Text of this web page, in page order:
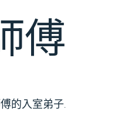
傅
的入室弟子.